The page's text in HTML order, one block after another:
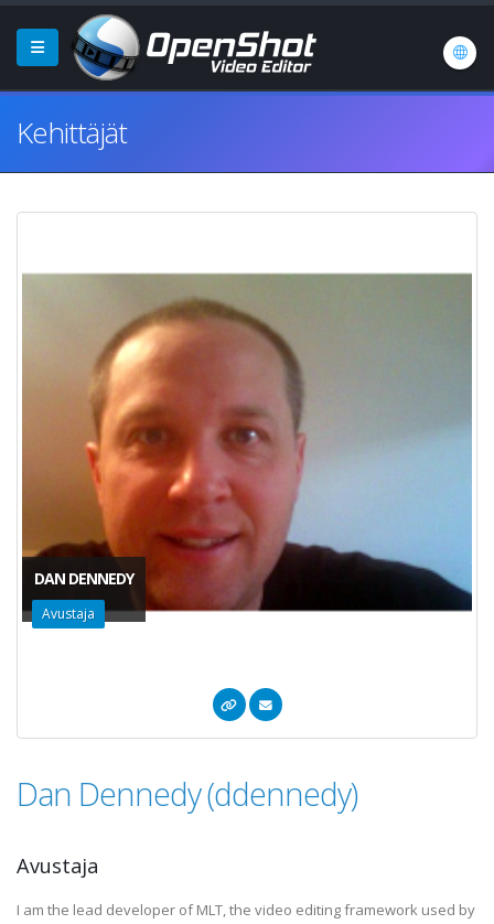
Kehittäjät
DAN DENNEDY
Avustaja
Dan Dennedy (ddennedy)
Avustaja
I am the lead developer of MLT, the video editing framework used by